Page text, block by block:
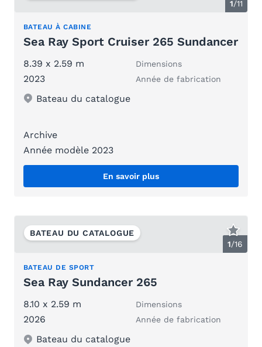
1/11
BATEAU À CABINE
Sea Ray Sport Cruiser 265 Sundancer
8.39 x 2.59 m Dimensions
2023 Année de fabrication
Bateau du catalogue
Archive
Année modèle 2023
En savoir plus
1/16
BATEAU DU CATALOGUE
BATEAU DE SPORT
Sea Ray Sundancer 265
8.10 x 2.59 m Dimensions
2026 Année de fabrication
Bateau du catalogue